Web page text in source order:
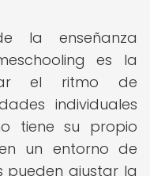
la enseñanza
es la
el ritmo de
individuales
tiene su propio
un entorno de
pueden ajustar la